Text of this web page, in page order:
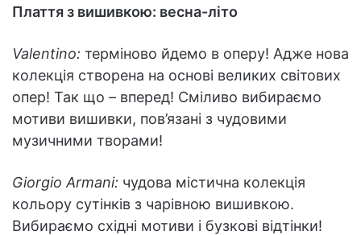
Плаття з вишивкою: весна-літо
Valentino: терміново йдемо в оперу! Адже нова
колекція створена на основі великих світових
опер! Так що – вперед! Сміливо вибираємо
мотиви вишивки, пов’язані з чудовими
музичними творами!
Giorgio Armani: чудова містична колекція
кольору сутінків з чарівною вишивкою.
Вибираємо східні мотиви і бузкові відтінки!